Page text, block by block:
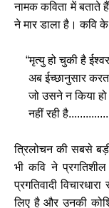
नामक कविता में बताते
ने मार डाला है। कवि के
“मृत्यु हो चुकी है
अब ईच्छानुसार
जो उसने न किया
नहीं रही
त्रिलोचन की सबसे
भी कवि ने
प्रगतिवादी
लिए है और उनकी